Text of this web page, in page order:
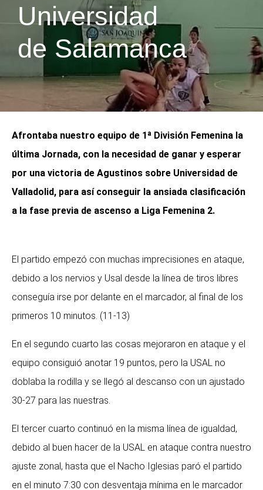
Universidad
de Salamanca
Afrontaba nuestro equipo de 1ª División Femenina la
última Jornada, con la necesidad de ganar y esperar
por una victoria de Agustinos sobre Universidad de
Valladolid, para así conseguir la ansiada clasificación
a la fase previa de ascenso a Liga Femenina 2.
El partido empezó con muchas imprecisiones en ataque,
debido a los nervios y Usal desde la línea de tiros libres
conseguía irse por delante en el marcador, al final de los
primeros 10 minutos. (11-13)
En el segundo cuarto las cosas mejoraron en ataque y el
equipo consiguió anotar 19 puntos, pero la USAL no
doblaba la rodilla y se llegó al descanso con un ajustado
30-27 para las nuestras.
El tercer cuarto continuó en la misma línea de igualdad,
debido al buen hacer de la USAL en ataque contra nuestro
ajuste zonal, hasta que el Nacho Iglesias paró el partido
en el minuto 7:30 con desventaja mínima en le marcador